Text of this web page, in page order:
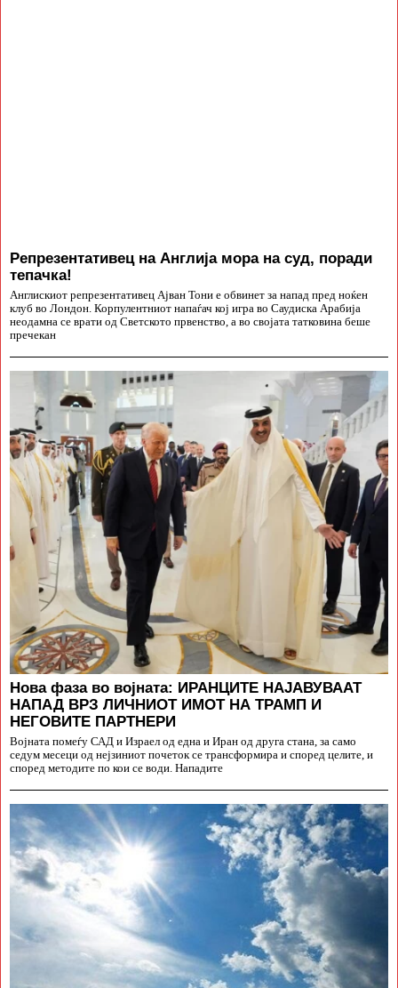
Репрезентативец на Англија мора на суд, поради
тепачка!
Англискиот репрезентативец Ајван Тони е обвинет за напад пред ноќен
клуб во Лондон. Корпулентниот напаѓач кој игра во Саудиска Арабија
неодамна се врати од Светското првенство, а во својата татковина беше
пречекан
Нова фаза во војната: ИРАНЦИТЕ НАЈАВУВААТ
НАПАД ВРЗ ЛИЧНИОТ ИМОТ НА ТРАМП И
НЕГОВИТЕ ПАРТНЕРИ
Војната помеѓу САД и Израел од една и Иран од друга стана, за само
седум месеци од нејзиниот почеток се трансформира и според целите, и
според методите по кои се води. Нападите